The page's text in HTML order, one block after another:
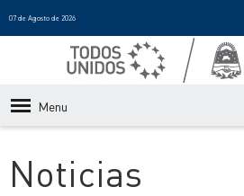
07 de Agosto de 2026
Menu
Noticias